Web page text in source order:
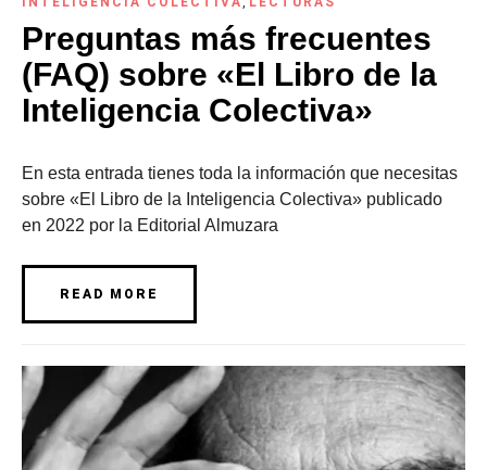
Preguntas más frecuentes
(FAQ) sobre «El Libro de la
Inteligencia Colectiva»
En esta entrada tienes toda la información que necesitas
sobre «El Libro de la Inteligencia Colectiva» publicado
en 2022 por la Editorial Almuzara
READ MORE